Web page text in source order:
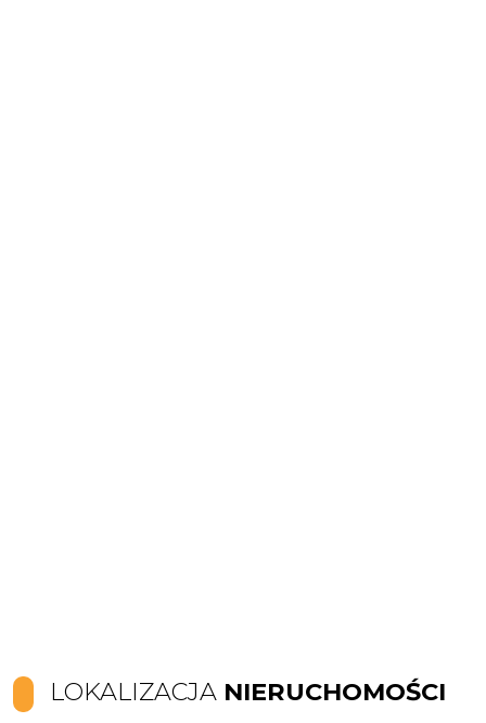
LOKALIZACJA NIERUCHOMOŚCI